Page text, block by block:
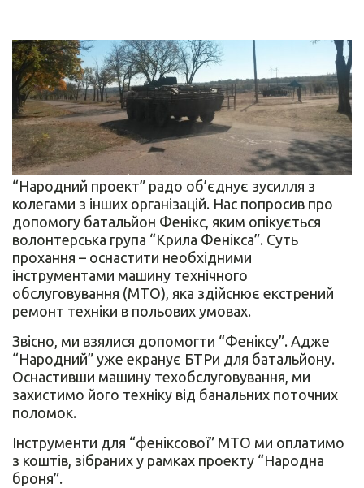
“Народний проект” радо об’єднує зусилля з
колегами з інших організацій. Нас попросив про
допомогу батальйон Фенікс, яким опікується
волонтерська група “Крила Фенікса”. Суть
прохання – оснастити необхідними
інструментами машину технічного
обслуговування (МТО), яка здійснює екстрений
ремонт техніки в польових умовах.
Звісно, ми взялися допомогти “Феніксу”. Адже
“Народний” уже екранує БТРи для батальйону.
Оснастивши машину техобслуговування, ми
захистимо його техніку від банальних поточних
поломок.
Інструменти для “феніксової” МТО ми оплатимо
з коштів, зібраних у рамках проекту “Народна
броня”.